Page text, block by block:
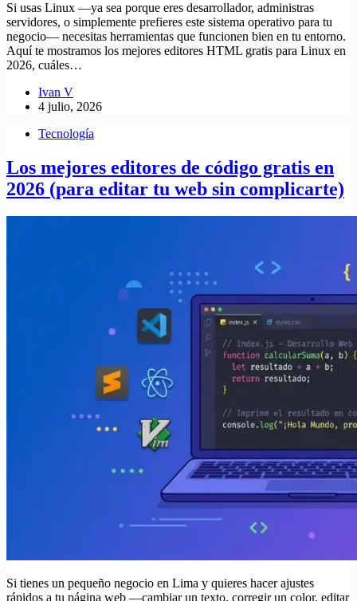
Si usas Linux —ya sea porque eres desarrollador, administras
servidores, o simplemente prefieres este sistema operativo para tu
negocio— necesitas herramientas que funcionen bien en tu entorno.
Aquí te mostramos los mejores editores HTML gratis para Linux en
2026, cuáles…
Ivan V
4 julio, 2026
Tecnología
Los mejores editores de código gratis en
2026 (para editar tu web sin complicarte)
Si tienes un pequeño negocio en Lima y quieres hacer ajustes
rápidos a tu página web —cambiar un texto, corregir un color, editar